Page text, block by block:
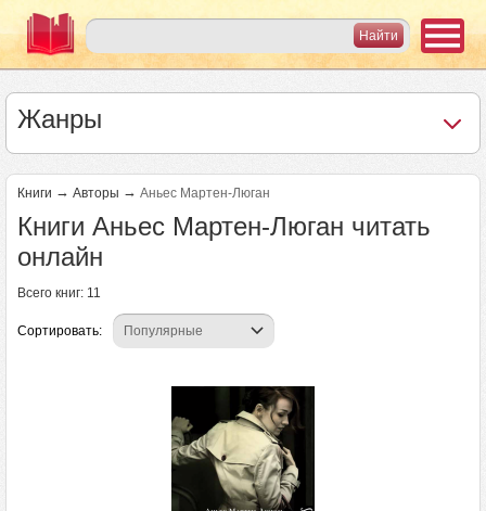
Жанры
Книги → Авторы → Аньес Мартен-Люган
Книги Аньес Мартен-Люган читать
онлайн
Всего книг: 11
Сортировать: